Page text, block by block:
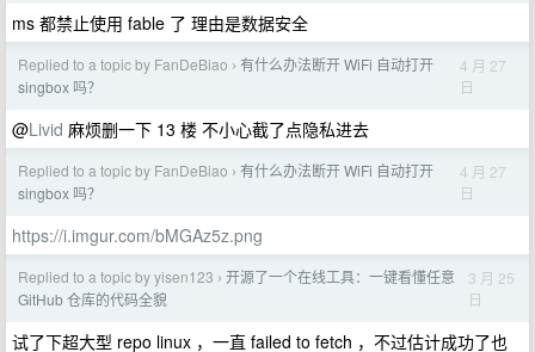
ms 都禁止使用 fable 了 理由是数据安全
Replied to a topic by FanDeBiao › 有什么办法断开 WiFi 自动打开
singbox 吗？
4 月 27
日
@Livid 麻烦删一下 13 楼 不小心截了点隐私进去
Replied to a topic by FanDeBiao › 有什么办法断开 WiFi 自动打开
singbox 吗？
4 月 27
日
https://i.imgur.com/bMGAz5z.png
Replied to a topic by yisen123 › 开源了一个在线工具：一键看懂任意
GitHub 仓库的代码全貌
3 月 25
日
试了下超大型 repo linux ，一直 failed to fetch ，不过估计成功了也